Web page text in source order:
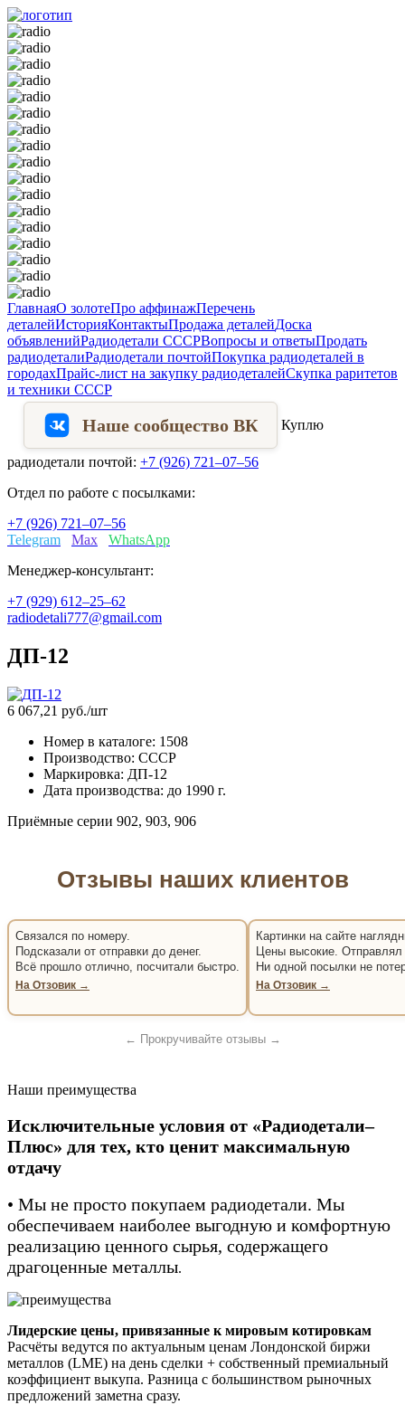
ГлавнаяО золотеПро аффинажПеречень
деталейИсторияКонтактыПродажа деталейДоска
объявленийРадиодетали СССРВопросы и ответыПродать
радиодеталиРадиодетали почтойПокупка радиодеталей в
городахПрайс-лист на закупку радиодеталейСкупка раритетов
и техники СССР
Наше сообщество ВК Куплю
радиодетали почтой: +7 (926) 721–07–56
Отдел по работе с посылками:
+7 (926) 721–07–56
Telegram
Max
WhatsApp
Менеджер-консультант:
+7 (929) 612–25–62
radiodetali777@gmail.com
ДП-12
6 067,21 руб./шт
Номер в каталоге: 1508
Производство: СССР
Маркировка: ДП-12
Дата производства: до 1990 г.
Приёмные серии 902, 903, 906
Отзывы наших клиентов
Связался по номеру.
Подсказали от отправки до денег.
Всё прошло отлично, посчитали быстро.
На Отзовик →
Картинки на сайте
Цены высокие.
Ни одной посылки не
На Отзовик →
← Прокручивайте отзывы →
Наши преимущества
Исключительные условия от «Радиодетали–
Плюс» для тех, кто ценит максимальную
отдачу
• Мы не просто покупаем радиодетали. Мы
обеспечиваем наиболее выгодную и комфортную
реализацию ценного сырья, содержащего
драгоценные металлы.
Лидерские цены, привязанные к мировым котировкам
Расчёты ведутся по актуальным ценам Лондонской биржи
металлов (LME) на день сделки + собственный премиальный
коэффициент выкупа. Разница с большинством рыночных
предложений заметна сразу.